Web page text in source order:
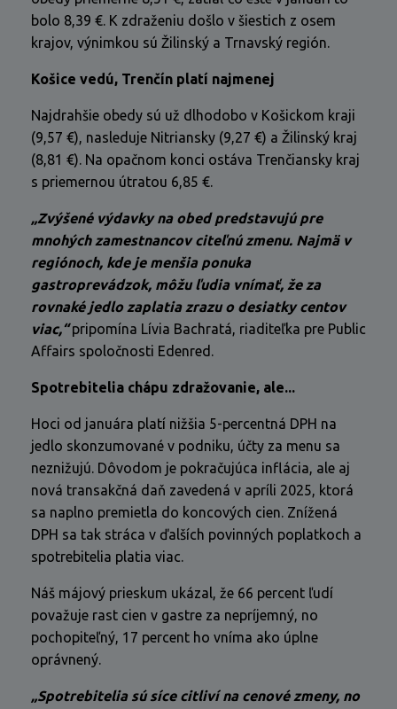
bolo 8,39 €. K zdraženiu došlo v šiestich z osem
krajov, výnimkou sú Žilinský a Trnavský región.
Košice vedú, Trenčín platí najmenej
Najdrahšie obedy sú už dlhodobo v Košickom kraji
(9,57 €), nasleduje Nitriansky (9,27 €) a Žilinský kraj
(8,81 €). Na opačnom konci ostáva Trenčiansky kraj
s priemernou útratou 6,85 €.
„Zvýšené výdavky na obed predstavujú pre
mnohých zamestnancov citeľnú zmenu. Najmä v
regiónoch, kde je menšia ponuka
gastroprevádzok, môžu ľudia vnímať, že za
rovnaké jedlo zaplatia zrazu o desiatky centov
viac,“pripomína Lívia Bachratá, riaditeľka pre Public
Affairs spoločnosti Edenred.
Spotrebitelia chápu zdražovanie, ale...
Hoci od januára platí nižšia 5-percentná DPH na
jedlo skonzumované v podniku, účty za menu sa
neznižujú. Dôvodom je pokračujúca inflácia, ale aj
nová transakčná daň zavedená v apríli 2025, ktorá
sa naplno premietla do koncových cien. Znížená
DPH sa tak stráca v ďalších povinných poplatkoch a
spotrebitelia platia viac.
Náš májový prieskum ukázal, že 66 percent ľudí
považuje rast cien v gastre za nepríjemný, no
pochopiteľný, 17 percent ho vníma ako úplne
oprávnený.
„Spotrebitelia sú síce citliví na cenové zmeny, no